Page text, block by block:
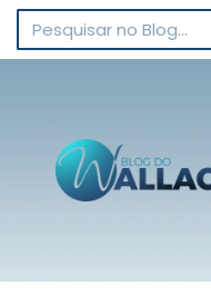
Pular
conteúdo